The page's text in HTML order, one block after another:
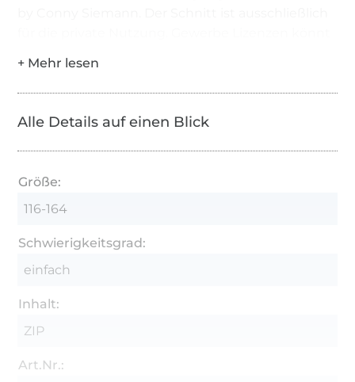
Wiederverkauf, Veröffentlichung oder der
Abdruck des E-Books sind ausdrücklich verboten!
Alle Details auf einen Blick
Größe:
116-164
Schwierigkeitsgrad:
einfach
Inhalt:
ZIP
Art.Nr.: